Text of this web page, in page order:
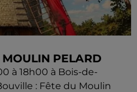
PELARD
à 18h00 à Bois-de-
: Fête du Moulin